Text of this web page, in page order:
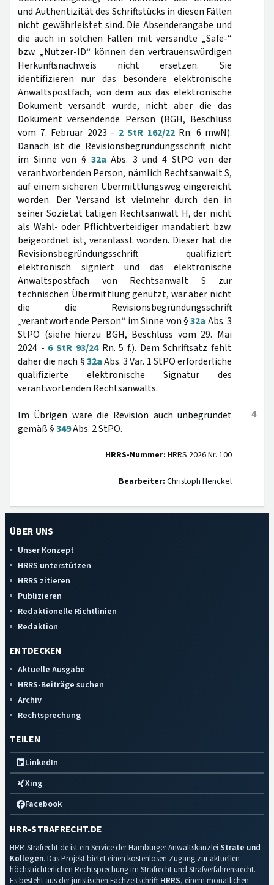
und Authentizität des Schriftstücks in diesen Fällen
nicht gewährleistet sind. Die Absenderangabe und
die auch in solchen Fällen mit versandte „Safe-“
bzw. „Nutzer-ID“ können den vertrauenswürdigen
Herkunftsnachweis nicht ersetzen. Sie
identifizieren nur das besondere elektronische
Anwaltspostfach, von dem aus das elektronische
Dokument versandt wurde, nicht aber die das
Dokument versendende Person (BGH, Beschluss
vom 7. Februar 2023 - 2 StR 162/22Rn. 6 mwN).
Danach ist die Revisionsbegründungsschrift nicht
im Sinne von § 32a Abs. 3 und 4 StPO von der
verantwortenden Person, nämlich Rechtsanwalt S,
auf einem sicheren Übermittlungsweg eingereicht
worden. Der Versand ist vielmehr durch den in
seiner Sozietät tätigen Rechtsanwalt H, der nicht
als Wahl- oder Pflichtverteidiger mandatiert bzw.
beigeordnet ist, veranlasst worden. Dieser hat die
Revisionsbegründungsschrift qualifiziert
elektronisch signiert und das elektronische
Anwaltspostfach von Rechtsanwalt S zur
technischen Übermittlung genutzt, war aber nicht
die die Revisionsbegründungsschrift
„verantwortende Person“ im Sinne von §32a Abs. 3
StPO (siehe hierzu BGH, Beschluss vom 29. Mai
2024 - 6 StR 93/24Rn. 5 f.). Dem Schriftsatz fehlt
daher die nach §32aAbs. 3 Var. 1 StPO erforderliche
qualifizierte elektronische Signatur des
verantwortenden Rechtsanwalts.
4
Im Übrigen wäre die Revision auch unbegründet
gemäß §349Abs. 2 StPO.
HRRS-Nummer: HRRS 2026 Nr. 100
Bearbeiter: Christoph Henckel
ÜBER UNS
Unser Konzept
HRRS unterstützen
HRRS zitieren
Publizieren
Redaktionelle Richtlinien
Redaktion
ENTDECKEN
Aktuelle Ausgabe
HRRS-Beiträge suchen
Archiv
Rechtsprechung
TEILEN
LinkedIn
Xing
Facebook
HRR-STRAFRECHT.DE
HRR-Strafrecht.de ist ein Service der Hamburger Anwaltskanzlei Strate und
Kollegen. Das Projekt bietet einen kostenlosen Zugang zur aktuellen
höchstrichterlichen Rechtsprechung im Strafrecht und Strafverfahrensrecht.
Es besteht aus der juristischen Fachzeitschrift HRRS, einem monatlichen